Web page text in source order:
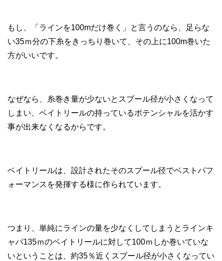
もし、「ラインを100mだけ巻く」と言うのなら、足らな
い35ｍ分の下糸をきっちり巻いて、その上に100m巻いた
方がいいです。
なぜなら、糸巻き量が少ないとスプール径が小さくなって
しまい、ベイトリールの持っているポテンシャルを活かす
事が出来なくなるからです。
ベイトリールは、設計されたそのスプール径でベストパフ
ォーマンスを発揮する様に作られています。
つまり、単純にラインの量を少なくしてしまうとラインキ
ャパ135ｍのベイトリールに対して100ｍしか巻いていな
いということは、約35％近くスプール径が小さくなってい